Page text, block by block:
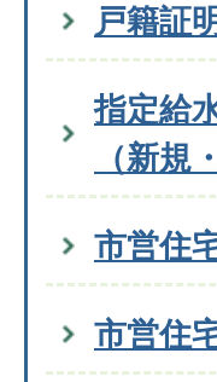
戸籍証
指定給
（新規
市営住
市営住